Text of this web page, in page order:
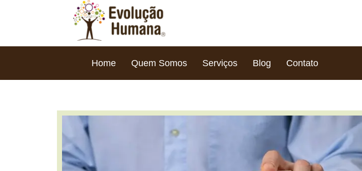
Home Quem Somos Serviços Blog Contato